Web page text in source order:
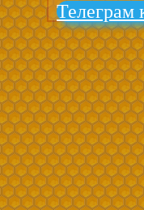
Телеграм